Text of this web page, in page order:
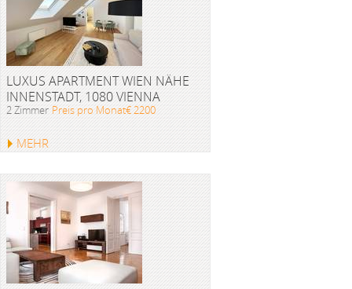
LUXUS APARTMENT WIEN NÄHE
INNENSTADT, 1080 VIENNA
2 Zimmer Preis pro Monat€ 2200
MEHR